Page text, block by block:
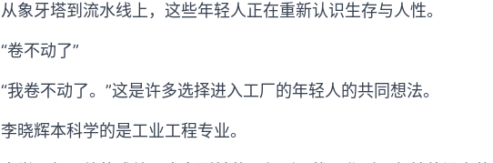
从象牙塔到流水线上，这些年轻人正在重新认识生存与人性。
“卷不动了”
“我卷不动了。”这是许多选择进入工厂的年轻人的共同想法。
李晓辉本科学的是工业工程专业。